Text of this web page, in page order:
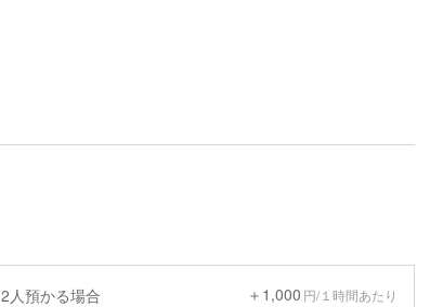
2人預かる場合 ＋1,000 円/１時間あたり